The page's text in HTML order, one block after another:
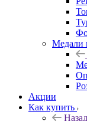
Медали
Акции
Как купить
Назад